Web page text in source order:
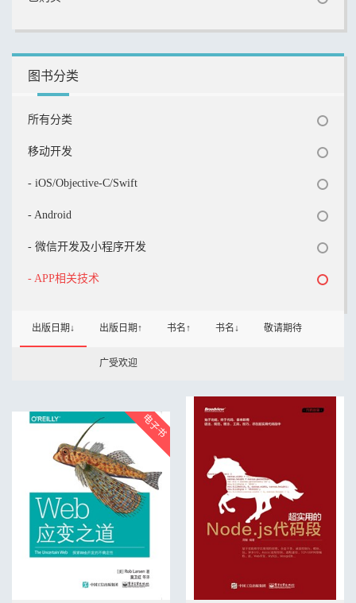
图书分类
所有分类
移动开发
- iOS/Objective-C/Swift
- Android
- 微信开发及小程序开发
- APP相关技术
出版日期↓ 出版日期↑ 书名↑ 书名↓ 敬请期待
广受欢迎